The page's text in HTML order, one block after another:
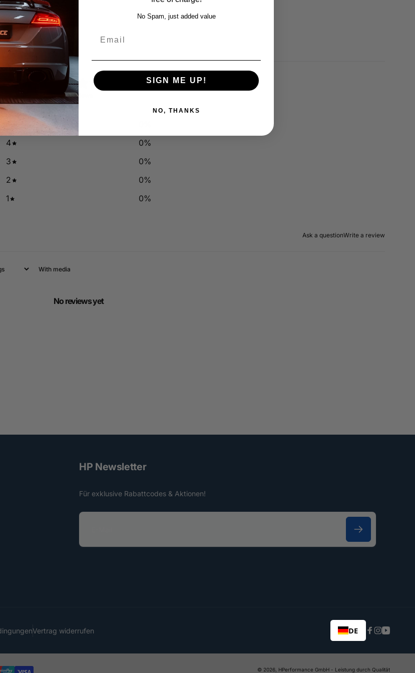
0 0 reviews
5
4
0%
3
0%
2
0%
1
0%
Ask a questionWrite a review
With media
No reviews yet
HP Newsletter
Für exklusive Rabattcodes & Aktionen!
E
Vertrag widerrufen DE
Facebook
Instagram
© 2026, HPerformance GmbH - Leistung durch Qualität
No Spam, just added value
SIGN ME UP!
NO, THANKS